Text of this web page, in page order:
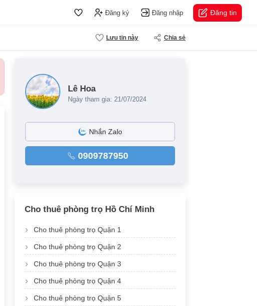
Đăng ký Đăng nhập Đăng tin
Lưu tin này Chia sẻ
Lê Hoa
Ngày tham gia: 21/07/2024
Nhắn Zalo
0909787950
Cho thuê phòng trọ Hồ Chí Minh
Cho thuê phòng trọ Quận 1
Cho thuê phòng trọ Quận 2
Cho thuê phòng trọ Quận 3
Cho thuê phòng trọ Quận 4
Cho thuê phòng trọ Quận 5